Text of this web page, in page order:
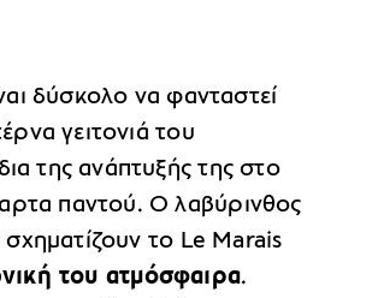
δύσκολο να φανταστεί
γειτονιά του
της ανάπτυξής της στο
παντού. Ο λαβύρινθος
το Le Marais
του ατμόσφαιρα.